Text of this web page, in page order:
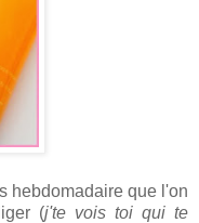
hebdomadaire que l'on
(j'te vois toi qui te